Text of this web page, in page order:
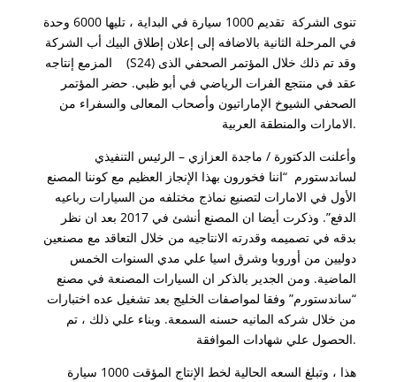
تنوى الشركة تقديم 1000 سيارة في البداية ، تليها 6000 وحدة
في المرحلة الثانية بالاضافه إلى إعلان إطلاق البيك أب الشركة
المزمع إنتاجه (S24) وقد تم ذلك خلال المؤتمر الصحفي الذى
عقد في منتجع الفرات الرياضي في أبو ظبي. حضر المؤتمر
الصحفي الشيوخ الإماراتيون وأصحاب المعالى والسفراء من
الامارات والمنطقة العربية.
وأعلنت الدكتورة / ماجدة العزازي – الرئيس التنفيذي
لساندستورم “اننا فخورون بهذا الإنجاز العظيم مع كوننا المصنع
الأول في الامارات لتصنيع نماذج مختلفه من السيارات رباعيه
الدفع”. وذكرت أيضا ان المصنع أنشئ في 2017 بعد ان نظر
بدقه في تصميمه وقدرته الانتاجيه من خلال التعاقد مع مصنعين
دوليين من أوروبا وشرق اسيا علي مدي السنوات الخمس
الماضية. ومن الجدير بالذكر ان السيارات المصنعة في مصنع
“ساندستورم” وفقا لمواصفات الخليج بعد تشغيل عده اختبارات
من خلال شركه المانيه حسنه السمعة. وبناء علي ذلك ، تم
الحصول علي شهادات الموافقة.
هذا ، وتبلغ السعه الحالية لخط الإنتاج المؤقت 1000 سيارة